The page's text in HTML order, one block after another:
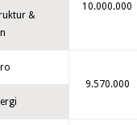
10.000.000
&
9.570.000